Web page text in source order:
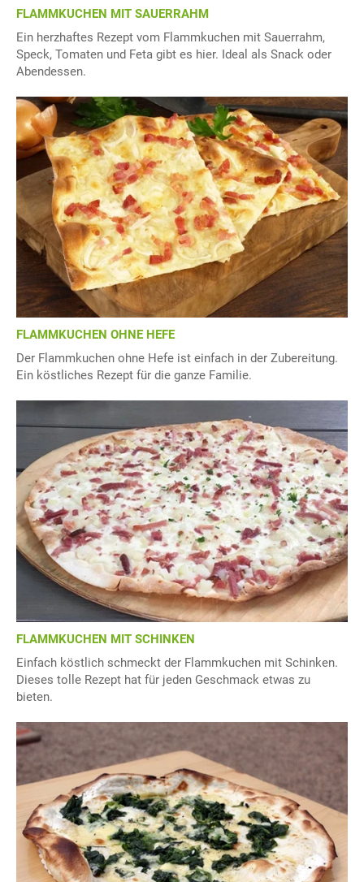
FLAMMKUCHEN MIT SAUERRAHM
Ein herzhaftes Rezept vom Flammkuchen mit Sauerrahm,
Speck, Tomaten und Feta gibt es hier. Ideal als Snack oder
Abendessen.
FLAMMKUCHEN OHNE HEFE
Der Flammkuchen ohne Hefe ist einfach in der Zubereitung.
Ein köstliches Rezept für die ganze Familie.
FLAMMKUCHEN MIT SCHINKEN
Einfach köstlich schmeckt der Flammkuchen mit Schinken.
Dieses tolle Rezept hat für jeden Geschmack etwas zu
bieten.